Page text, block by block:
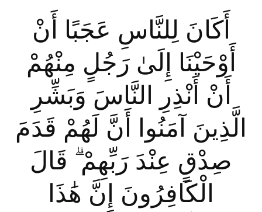
أَكَانَ لِلنَّاسِ عَجَبًا أَنْ
أَوْحَيْنَا إِلَىٰ رَجُلٍ مِنْهُمْ
أَنْ أَنْذِرِ النَّاسَ وَبَشِّرِ
الَّذِينَ آمَنُوا أَنَّ لَهُمْ قَدَمَ
صِدْقٍ عِنْدَ رَبِّهِمْ ۗ قَالَ
الْكَافِرُونَ إِنَّ هَٰذَا